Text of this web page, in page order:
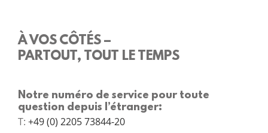
À VOS CÔTÉS –
PARTOUT, TOUT LE TEMPS
Notre numéro de service pour toute
question depuis l’étranger:
T: +49 (0) 2205 73844-20